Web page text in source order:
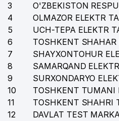
3
O'ZBEKISTON
4
OLMAZOR ELEKTR
5
UCH-TEPA ELEKTR
6
TOSHKENT SHAHAR
7
SHAYXONTOHUR
8
SAMARQAND
9
SURXONDARYO
10
TOSHKENT TUMANI
11
TOSHKENT SHAHRI
12
DAVLAT TEST